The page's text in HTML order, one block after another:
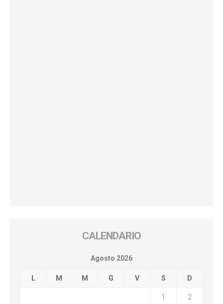
CALENDARIO
Agosto 2026
L M M G V S D
1 2